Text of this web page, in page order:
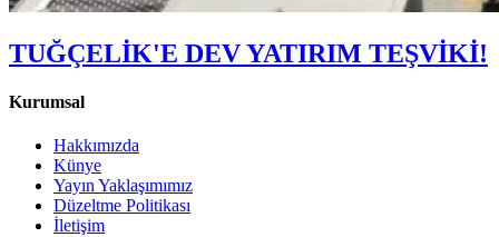
TUĞÇELİK'E DEV YATIRIM TEŞVİKİ!
Kurumsal
Hakkımızda
Künye
Yayın Yaklaşımımız
Düzeltme Politikası
İletişim